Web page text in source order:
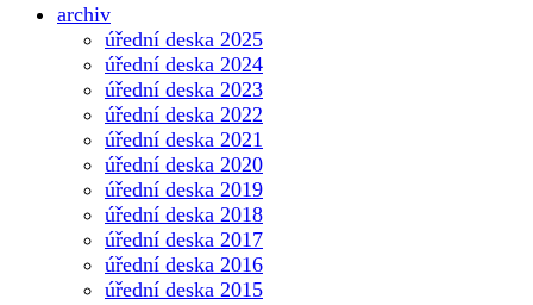
archiv
úřední deska 2025
úřední deska 2024
úřední deska 2023
úřední deska 2022
úřední deska 2021
úřední deska 2020
úřední deska 2019
úřední deska 2018
úřední deska 2017
úřední deska 2016
úřední deska 2015